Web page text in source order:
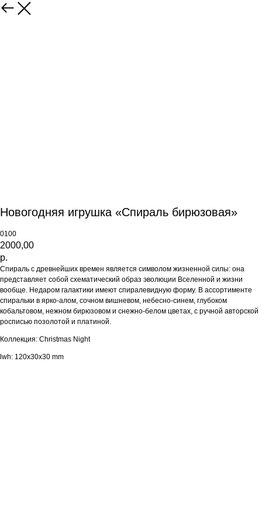
Новогодняя игрушка «Спираль бирюзовая»
0100
2000,00
р.
Спираль с древнейших времен является символом жизненной силы: она
представляет собой схематический образ эволюции Вселенной и жизни
вообще. Недаром галактики имеют спиралевидную форму. В ассортименте
спиральки в ярко-алом, сочном вишневом, небесно-синем, глубоком
кобальтовом, нежном бирюзовом и снежно-белом цветах, с ручной авторской
росписью позолотой и платиной.
Коллекция: Christmas Night
lwh: 120x30x30 mm